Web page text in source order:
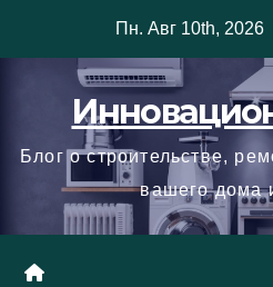
Пн. Авг 10th, 2026
Блог о строительстве,
вашего дома